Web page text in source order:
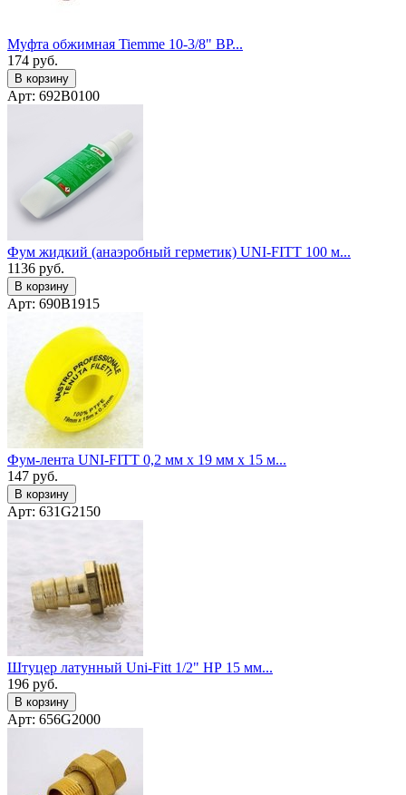
Муфта обжимная Tiemme 10-3/8" ВР...
174 руб.
В корзину
Арт: 692B0100
Фум жидкий (анаэробный герметик) UNI-FITT 100 м...
1136 руб.
В корзину
Арт: 690B1915
Фум-лента UNI-FITT 0,2 мм х 19 мм х 15 м...
147 руб.
В корзину
Арт: 631G2150
Штуцер латунный Uni-Fitt 1/2" НР 15 мм...
196 руб.
В корзину
Арт: 656G2000